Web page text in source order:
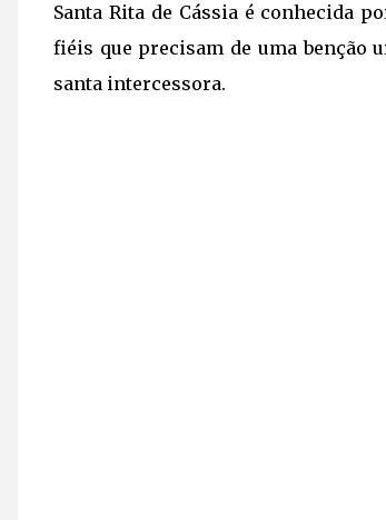
Santa Rita de Cássia é conhecida
fiéis que precisam de uma benção
santa intercessora.